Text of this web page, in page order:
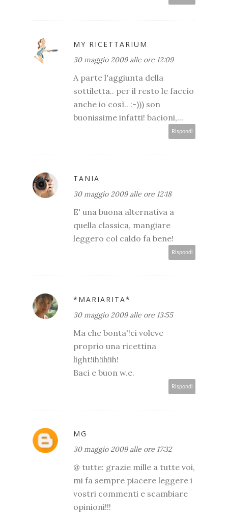
MY RICETTARIUM
30 maggio 2009 alle ore 12:09
A parte l'aggiunta della
sottiletta.. per il resto le faccio
anche io così.. :-))) son
buonissime infatti! bacioni,...
Rispondi
TANIA
30 maggio 2009 alle ore 12:18
E' una buona alternativa a
quella classica, mangiare
leggero col caldo fa bene!
Rispondi
*MARIARITA*
30 maggio 2009 alle ore 13:55
Ma che bonta'!ci voleve
proprio una ricettina
light!ih!ih!ih!
Baci e buon w.e.
Rispondi
MG
30 maggio 2009 alle ore 17:32
@ tutte: grazie mille a tutte voi,
mi fa sempre piacere leggere i
vostri commenti e scambiare
opinioni!!!